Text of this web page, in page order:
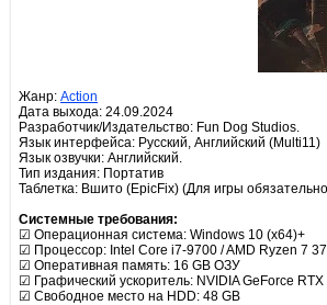
Жанр: Action
Дата выхода: 24.09.2024
Разработчик/Издательство: Fun Dog Studios.
Язык интерфейса: Русский, Английский (Multi11)
Язык озвучки: Английский.
Тип издания: Портатив
Таблетка: Вшито (EpicFix) (Для игры
Системные требования:
☑ Операционная система: Windows 10 (x64)+
☑ Процессор: Intel Core i7-9700 / AMD Ryzen 7
☑ Оперативная память: 16 GB ОЗУ
☑ Графический ускоритель: NVIDIA GeForce
☑ Свободное место на HDD: 48 GB